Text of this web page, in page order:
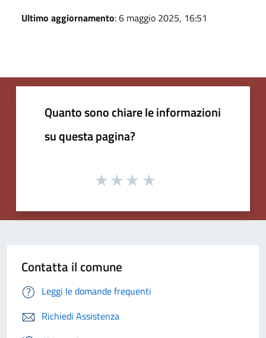
Ultimo aggiornamento: 6 maggio 2025, 16:51
Quanto sono chiare le informazioni
su questa pagina?
Contatta il comune
Leggi le domande frequenti
Richiedi Assistenza